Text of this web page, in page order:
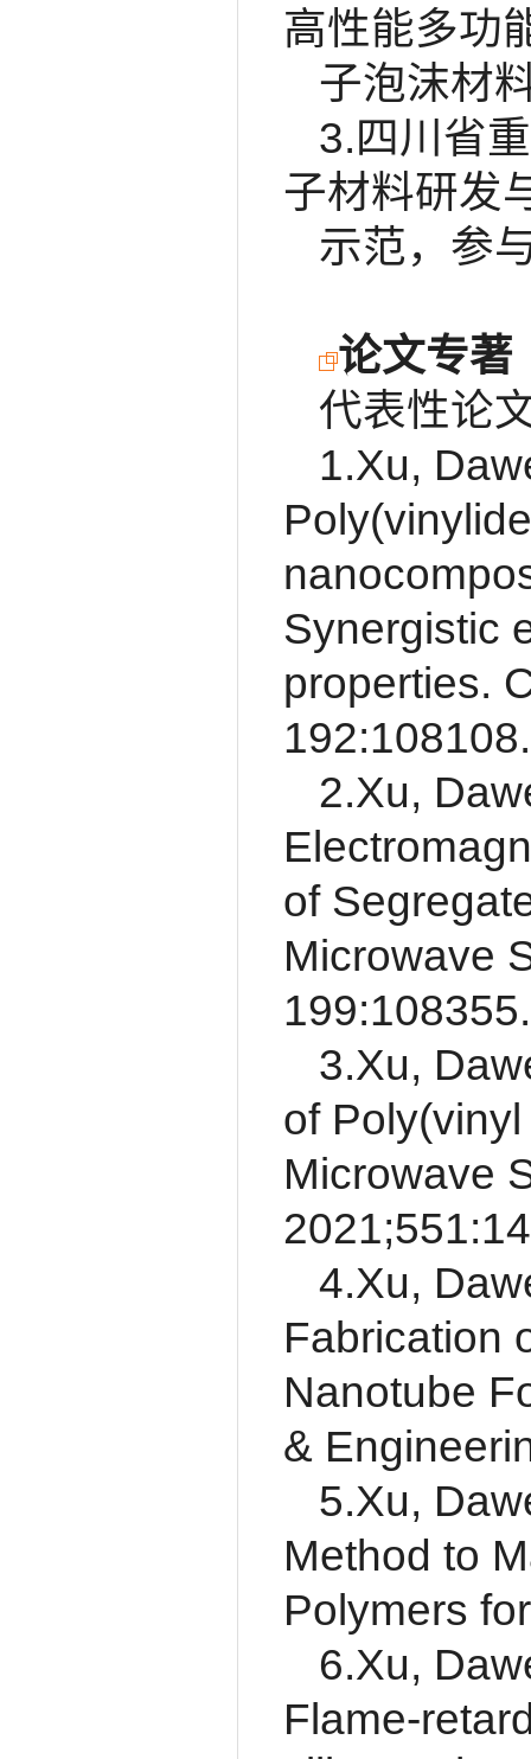
高性能多功
子泡沫材
3.四川省
子材料研发
示范，参
论文专著
代表性论
1.Xu,
Synergistic
properties.
192:108108.
2.Xu,
of
Microwave
199:108355.
3.Xu,
of
Microwave
4.Xu,
Fabrication
Nanotube
&
5.Xu,
Method to
Polymers
6.Xu,
Flame-